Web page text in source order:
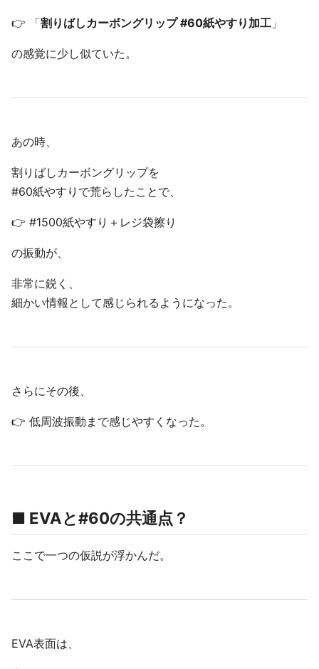
👉 「割りばしカーボングリップ #60紙やすり加工 」
の感覚に少し似ていた。
あの時、
割りばしカーボングリップを
#60紙やすりで荒らしたことで、
👉 #1500紙やすり＋レジ袋擦り
の振動が、
非常に鋭く、
細かい情報として感じられるようになった。
さらにその後、
👉 低周波振動まで感じやすくなった。
■ EVAと#60の共通点？
ここで一つの仮説が浮かんだ。
EVA表面は、